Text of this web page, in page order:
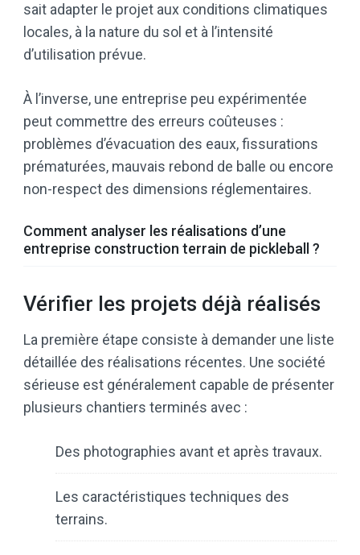
sait adapter le projet aux conditions climatiques
locales, à la nature du sol et à l’intensité
d’utilisation prévue.
À l’inverse, une entreprise peu expérimentée
peut commettre des erreurs coûteuses :
problèmes d’évacuation des eaux, fissurations
prématurées, mauvais rebond de balle ou encore
non-respect des dimensions réglementaires.
Comment analyser les réalisations d’une
entreprise construction terrain de pickleball ?
Vérifier les projets déjà réalisés
La première étape consiste à demander une liste
détaillée des réalisations récentes. Une société
sérieuse est généralement capable de présenter
plusieurs chantiers terminés avec :
Des photographies avant et après travaux.
Les caractéristiques techniques des
terrains.